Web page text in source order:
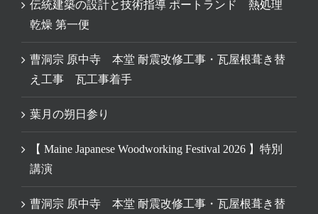
伝統建築の設計と技術指導 ポートランド 熱処理
乾燥 第一便
曹洞宗 原中寺 本堂 耐震改修工事・瓦屋根葺き替
え工事 瓦工事着手
葉月の朔日参り
【 Maine Japanese Woodworking Festival 2026 】特別
講演
曹洞宗 原中寺 本堂 耐震改修工事・瓦屋根葺き替